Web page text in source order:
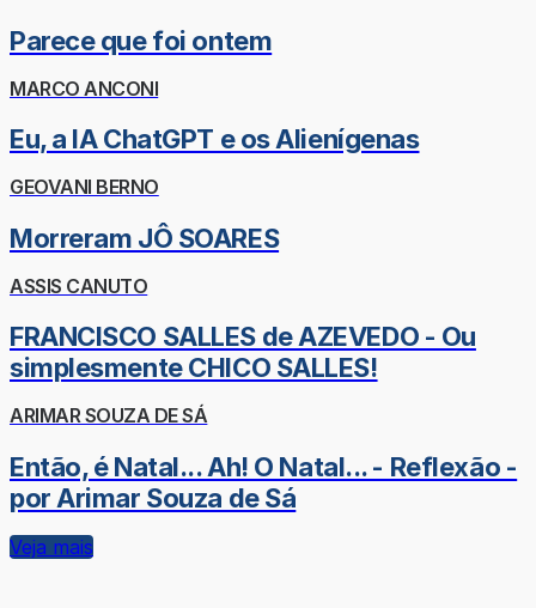
Parece que foi ontem
MARCO ANCONI
Eu, a IA ChatGPT e os Alienígenas
GEOVANI BERNO
Morreram JÔ SOARES
ASSIS CANUTO
FRANCISCO SALLES de AZEVEDO - Ou
simplesmente CHICO SALLES!
ARIMAR SOUZA DE SÁ
Então, é Natal... Ah! O Natal... - Reflexão -
por Arimar Souza de Sá
Veja mais